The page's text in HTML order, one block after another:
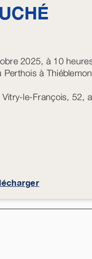
2025, à 10
à
le-François, 52,